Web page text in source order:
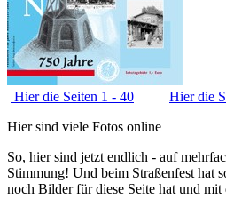
Hier die Seiten 1 - 40
Hier die
Hier sind viele Fotos online
So, hier sind jetzt endlich - auf
Stimmung! Und beim Straßenfest hat
noch Bilder für diese Seite hat und